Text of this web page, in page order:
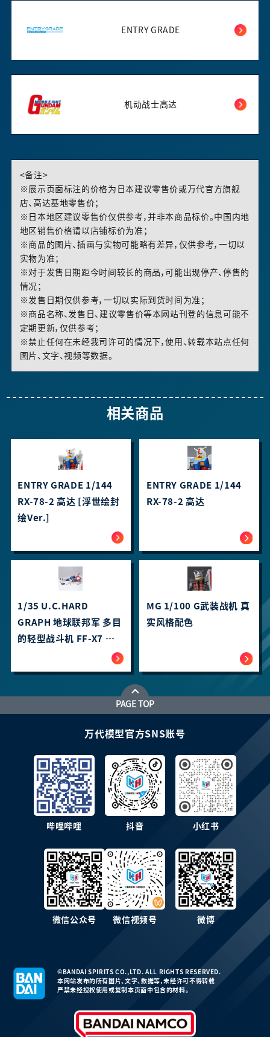
ENTRY GRADE
机动战士高达
<备注>
※展示页面标注的价格为日本建议零售价或万代官方旗舰
店、高达基地零售价；
※日本地区建议零售价仅供参考，并非本商品标价。中国内地
地区销售价格请以店铺标价为准；
※商品的图片、插画与实物可能略有差异，仅供参考，一切以
实物为准；
※对于发售日期距今时间较长的商品，可能出现停产、停售的
情况；
※发售日期仅供参考，一切以实际到货时间为准；
※商品名称、发售日、建议零售价等本网站刊登的信息可能不
定期更新，仅供参考；
※禁止任何在未经我司许可的情况下，使用、转载本站点任何
图片、文字、视频等数据。
相关商品
ENTRY GRADE 1/144
RX-78-2 高达 [浮世绘封
绘Ver.]
ENTRY GRADE 1/144
RX-78-2 高达
1/35 U.C.HARD
GRAPH 地球联邦军 多目
的轻型战斗机 FF-X7 核
MG 1/100 G武装战机 真
实风格配色
PAGE TOP
万代模型官方SNS账号
哔哩哔哩 抖音 小红书
微信公众号 微信视频号 微博
©BANDAI SPIRITS CO.,LTD. ALL RIGHTS RESERVED.
本网站发布的所有图片、文字、数据等，未经许可不得转载
严禁未经授权使用或复制本页面中包含的材料。